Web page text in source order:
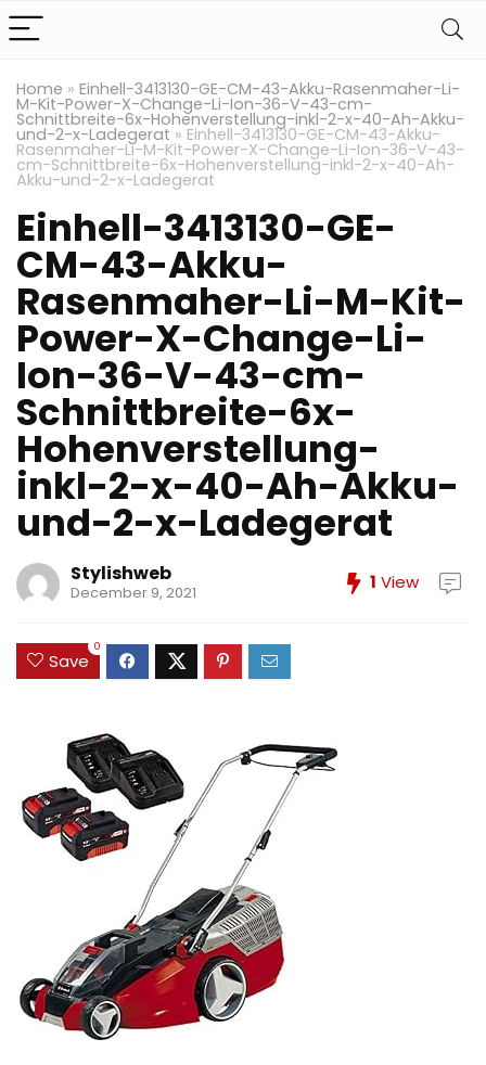
Home » Einhell-3413130-GE-CM-43-Akku-Rasenmaher-Li-
M-Kit-Power-X-Change-Li-Ion-36-V-43-cm-
Schnittbreite-6x-Hohenverstellung-inkl-2-x-40-Ah-Akku-
und-2-x-Ladegerat » Einhell-3413130-GE-CM-43-Akku-
Rasenmaher-Li-M-Kit-Power-X-Change-Li-Ion-36-V-43-
cm-Schnittbreite-6x-Hohenverstellung-inkl-2-x-40-Ah-
Akku-und-2-x-Ladegerat
Einhell-3413130-GE-
CM-43-Akku-
Rasenmaher-Li-M-Kit-
Power-X-Change-Li-
Ion-36-V-43-cm-
Schnittbreite-6x-
Hohenverstellung-
inkl-2-x-40-Ah-Akku-
und-2-x-Ladegerat
Stylishweb
December 9, 2021 1 View
Save
0